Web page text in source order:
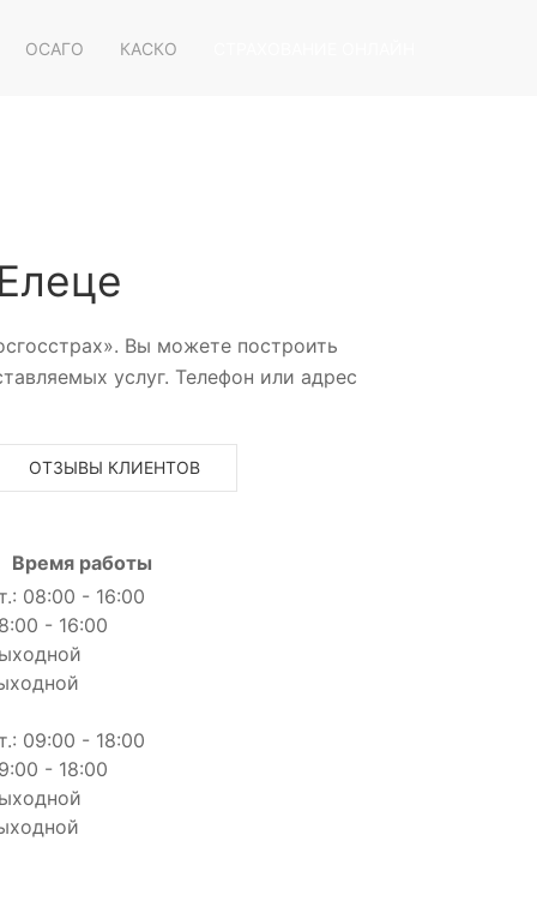
ОСАГО КАСКО
Вы можете построить
услуг. Телефон или адрес
ОТЗЫВЫ КЛИЕНТОВ
Время работы
08:00 - 16:00
- 16:00
09:00 - 18:00
- 18:00